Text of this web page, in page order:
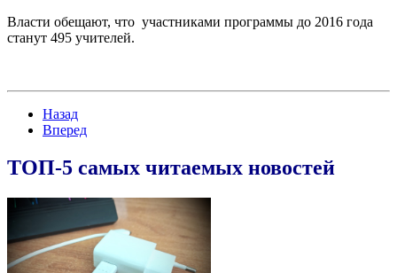
Власти обещают, что участниками программы до 2016 года
станут 495 учителей.
Назад
Вперед
ТОП-5 самых читаемых новостей